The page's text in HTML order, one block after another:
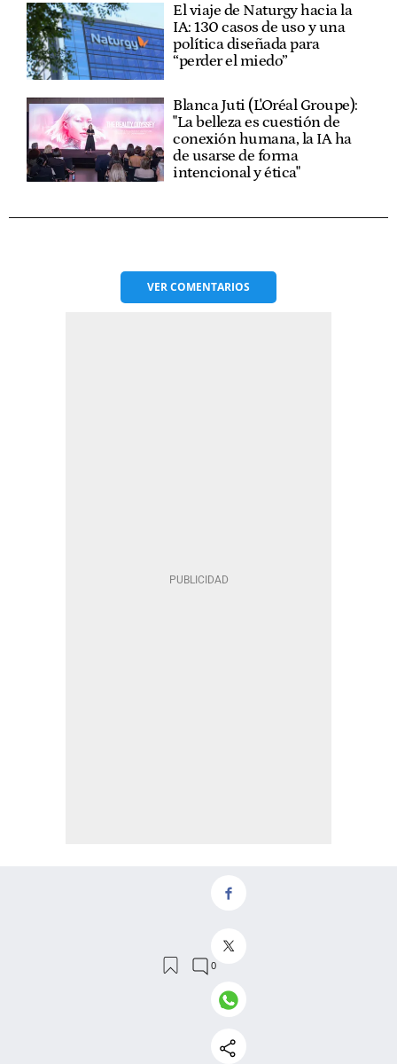
El viaje de Naturgy hacia la
IA: 130 casos de uso y una
política diseñada para
“perder el miedo”
Blanca Juti (L'Oréal Groupe):
"La belleza es cuestión de
conexión humana, la IA ha
de usarse de forma
intencional y ética"
VERCOMENTARIOS
Operar con instrumentos financieros o criptomonedas
recomendada para todos los inversores. Los precios de las
criptomonedas son extremadamente volátiles y pueden
verse afectadas por factores externos como el financiero,
el legal o el político. Operar con apalancamiento aumenta
significativamente los riesgos de la inversión. Antes de
criptomonedas debes estar informado de los riesgos
asociados de operar en los mercados financieros,